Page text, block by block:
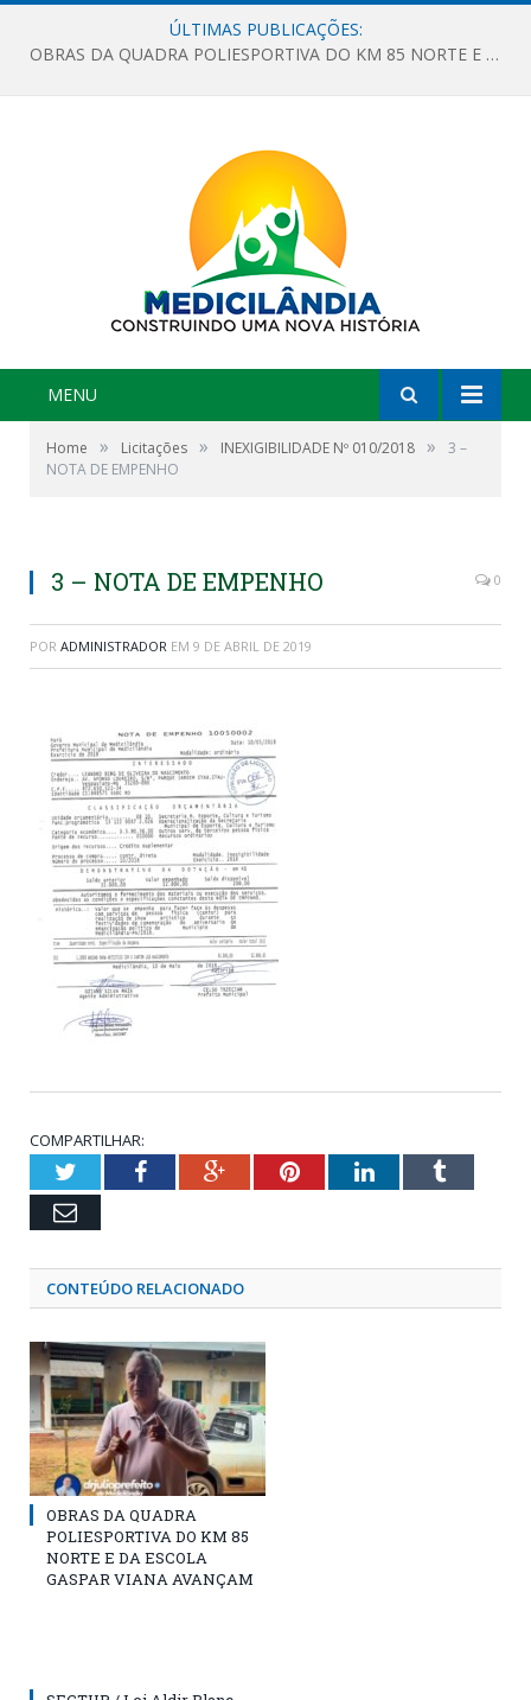
ÚLTIMAS PUBLICAÇÕES:
OBRAS DA QUADRA POLIESPORTIVA DO KM 85 NORTE E DA ESCOLA GASPAR VIANA AVANÇAM
MENU
Home » Licitações » INEXIGIBILIDADE Nº 010/2018 »
3 –
NOTA DE EMPENHO
3 – NOTA DE EMPENHO 0
POR ADMINISTRADOR EM 9 DE ABRIL DE 2019
COMPARTILHAR:
TwitterFacebookGoogle+PinterestLinkedInTumblr
Email
CONTEÚDO RELACIONADO
OBRAS DA QUADRA
POLIESPORTIVA DO KM 85
NORTE E DA ESCOLA
GASPAR VIANA AVANÇAM